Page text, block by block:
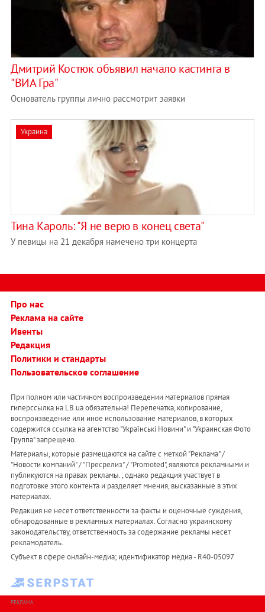
Дмитрий Костюк объявил начало кастинга в
"ВИА Гра"
Основатель группы лично рассмотрит заявки
Украина
Тина Кароль: "Я не верю в конец света"
У певицы на 21 декабря намечено три концерта
Про нас
Реклама на сайте
Ивенты
Редакция
Политики и стандарты
Пользовательское соглашение
При полном или частичном воспроизведении материалов прямая
гиперссылка на LB.ua обязательна! Перепечатка, копирование,
воспроизведение или иное использование материалов, в которых
содержится ссылка на агентство "Українськi Новини" и "Украинская Фото
Группа" запрещено.
Материалы, которые размещаются на сайте с меткой "Реклама" /
"Новости компаний" / "Пресрелиз" / "Promoted", являются рекламными и
публикуются на правах рекламы. , однако редакция участвует в
подготовке этого контента и разделяет мнения, высказанные в этих
материалах.
Редакция не несет ответственности за факты и оценочные суждения,
обнародованные в рекламных материалах. Согласно украинскому
законодательству, ответственность за содержание рекламы несет
рекламодатель.
Субъект в сфере онлайн-медиа; идентификатор медиа - R40-05097
РЕКЛАМА